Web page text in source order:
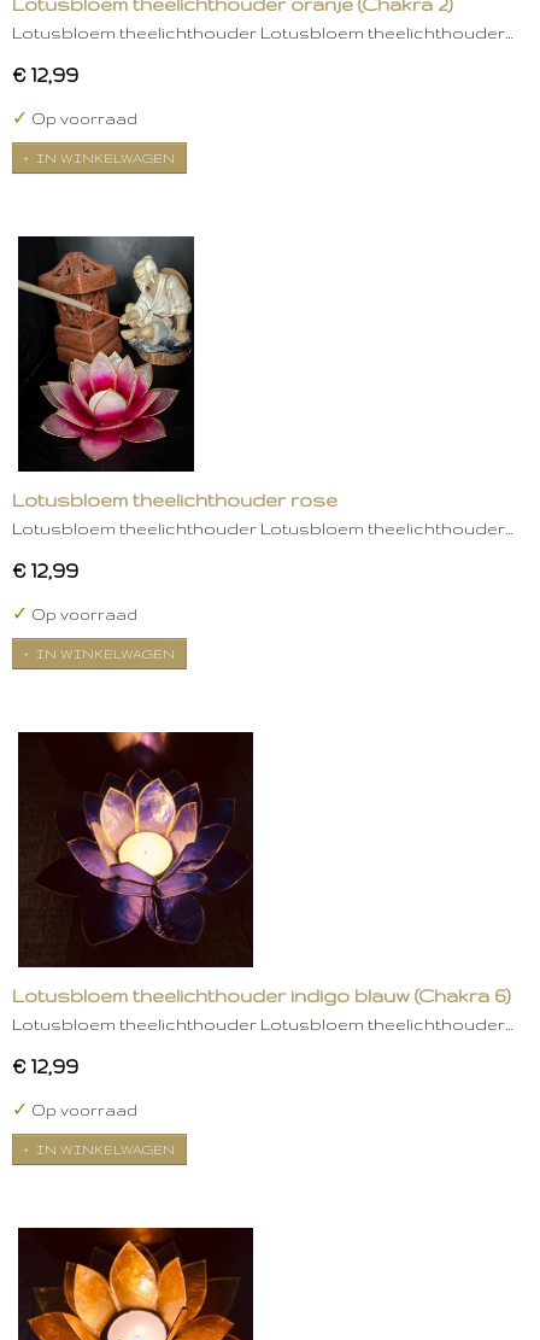
Lotusbloem theelichthouder Lotusbloem theelichthouder…
€ 12,99
✓ Op voorraad
IN WINKELWAGEN
Lotusbloem theelichthouder rose
Lotusbloem theelichthouder Lotusbloem theelichthouder…
€ 12,99
✓ Op voorraad
IN WINKELWAGEN
Lotusbloem theelichthouder indigo blauw (Chakra 6)
Lotusbloem theelichthouder Lotusbloem theelichthouder…
€ 12,99
✓ Op voorraad
IN WINKELWAGEN